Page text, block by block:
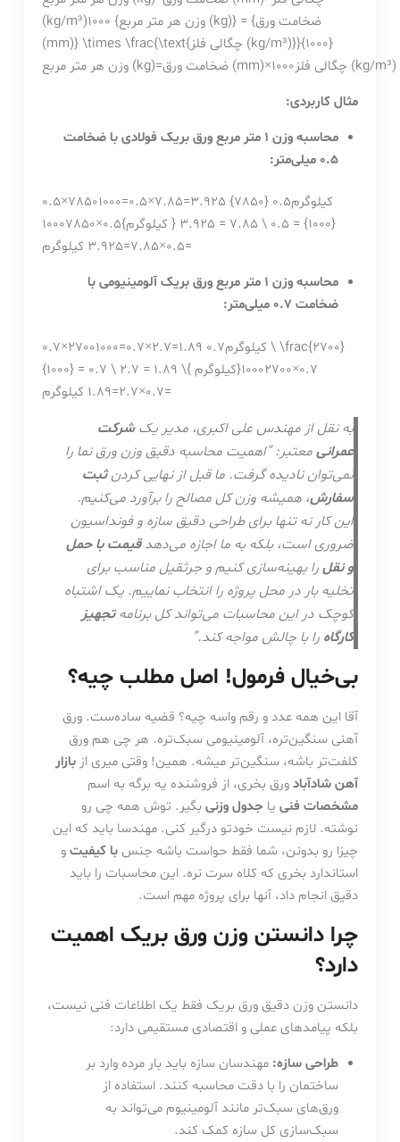
(kg/m³)1000 {وزن هر متر مربع (kg)} = {ضخامت ورق
(mm)} \times \frac{\text{چگالی فلز (kg/m³)}}{1000}
وزن هر متر مربع (kg)= ضخامت ورق (mm)×1000
چگالی فلز (kg/m³)
مثال کاربردی:
محاسبه وزن 1 متر مربع ورق بریک فولادی با ضخامت
0.5 میلی‌متر:
0.5×78501000=0.5×7.85=3.925 کیلوگرم0.5 {7850}
{1000} = 0.5 \ 7.85 = 3.925 { کیلوگرم}
0.5
×
10007850
=
0.5
×
7.85
=
3.925 کیلوگرم
محاسبه وزن 1 متر مربع ورق بریک آلومینیومی با
ضخامت 0.7 میلی‌متر:
0.7×27001000=0.7×2.7=1.89 کیلوگرم0.7 \ \frac{2700}
{1000} = 0.7 \ 2.7 = 1.89 \{ کیلوگرم}
0.7
×
10002700
=
0.7
×
2.7
=
1.89 کیلوگرم
به نقل از مهندس علی اکبری، مدیر یکشرکت
عمرانیمعتبر: “اهمیت محاسبه دقیق وزن ورق نما را
نمی‌توان نادیده گرفت. ما قبل از نهایی کردنثبت
سفارش، همیشه وزن کل مصالح را برآورد می‌کنیم.
این کار نه تنها برای طراحی دقیق سازه و فونداسیون
ضروری است، بلکه به ما اجازه می‌دهدقیمت با حمل
و نقلرا بهینه‌سازی کنیم و جرثقیل مناسب برای
تخلیه بار در محل پروژه را انتخاب نماییم. یک اشتباه
کوچک در این محاسبات می‌تواند کل برنامهتجهیز
کارگاه را با چالش مواجه کند.”
بی‌خیال فرمول! اصل مطلب چیه؟
آقا این همه عدد و رقم واسه چیه؟ قضیه ساده‌ست. ورق
آهنی سنگین‌تره، آلومینیومی سبک‌تره. هر چی هم ورق
کلفت‌تر باشه، سنگین‌تر میشه. همین! وقتی میری از بازار
آهن شادآبادورق بخری، از فروشنده یه برگه به اسم
مشخصات فنییا جدول وزنیبگیر. توش همه چی رو
نوشته. لازم نیست خودتو درگیر کنی. مهندسا باید که این
چیزا رو بدونن، شما فقط حواست باشه جنس با کیفیتو
استاندارد بخری که کلاه سرت نره. این محاسبات را باید
دقیق انجام داد، آنها برای پروژه مهم است.
چرا دانستن وزن ورق بریک اهمیت
دارد؟
دانستن وزن دقیق ورق بریک فقط یک اطلاعات فنی نیست،
بلکه پیامدهای عملی و اقتصادی مستقیمی دارد:
طراحی سازه: مهندسان سازه باید بار مرده وارد بر
ساختمان را با دقت محاسبه کنند. استفاده از
ورق‌های سبک‌تر مانند آلومینیوم می‌تواند به
سبک‌سازی کل سازه کمک کند.